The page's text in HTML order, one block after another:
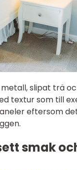
slipat trä
textur som till
eftersom
smak